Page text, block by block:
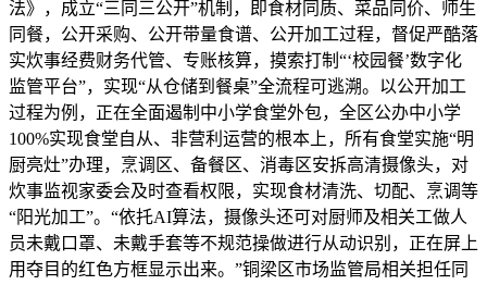
法》，成立“三同三公开”机制，即食材同质、菜品同价、师生
同餐，公开采购、公开带量食谱、公开加工过程，督促严酷落
实炊事经费财务代管、专账核算，摸索打制“‘校园餐’数字化
监管平台”，实现“从仓储到餐桌”全流程可逃溯。以公开加工
过程为例，正在全面遏制中小学食堂外包，全区公办中小学
100%实现食堂自从、非营利运营的根本上，所有食堂实施“明
厨亮灶”办理，烹调区、备餐区、消毒区安拆高清摄像头，对
炊事监视家委会及时查看权限，实现食材清洗、切配、烹调等
“阳光加工”。“依托AI算法，摄像头还可对厨师及相关工做人
员未戴口罩、未戴手套等不规范操做进行从动识别，正在屏上
用夺目的红色方框显示出来。”铜梁区市场监管局相关担任同